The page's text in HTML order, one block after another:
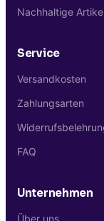
Nachhaltige
Service
Versandkosten
Zahlungsarten
FAQ
Unternehmen
Über uns